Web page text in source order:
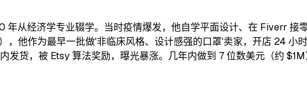
年从经济学专业辍学。当时疫情爆发，他自学平面设计、在 Fiverr
，他作为最早一批做'非临床风格、设计感强的口罩'卖家，开店 24
货，被 Etsy 算法奖励，曝光暴涨。几年内做到 7 位数美元（约